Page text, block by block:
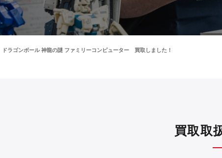
ドラゴンボール 神龍の謎 ファミリーコンピューター 買取しました！
買取取